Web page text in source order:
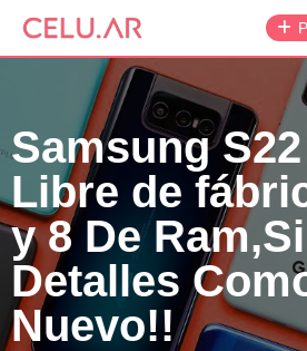
saltar
Samsung
Libre de
y 8 De
Detalles
Nuevo!!